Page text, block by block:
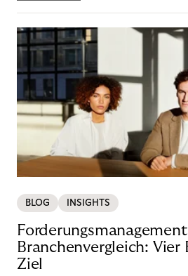
BLOG INSIGHTS
Branchenvergleich: Vier
Ziel